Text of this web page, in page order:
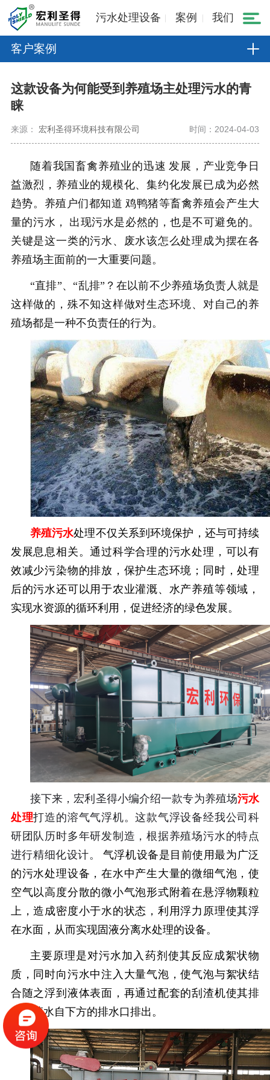
污水处理设备 案例 我们
客户案例
这款设备为何能受到养殖场主处理污水的青
睐
来源： 宏利圣得环境科技有限公司 时间：2024-04-03
随着我国畜禽养殖业的迅速 发展，产业竞争日
益激烈，养殖业的规模化、集约化发展已成为必然
趋势。 养殖户们都知道 鸡鸭猪等畜禽养殖会产生大
量的污水，
出现污水是必然的，也是不可避免的。
关键是这一类的污水、废水该怎么处理成为摆在各
养殖场主面前的一大重要问题。
“直排”、“乱排”？在以前不少养殖场负责人就是
这样做的，殊不知这样做对生态环境、对自己的养
殖场都是一种不负责任的行为。
养殖污水处理不仅关系到环境保护，还与可持续
发展息息相关。通过科学合理的污水处理，可以有
效减少污染物的排放，保护生态环境；同时，处理
后的污水还可以用于农业灌溉、水产养殖等领域，
实现水资源的循环利用，促进经济的绿色发展。
接下来，宏利圣得小编介绍一款专为养殖场污水
处理打造的溶气气浮机。这款气浮设备经我公司科
研团队历时多年研发制造，根据养殖场污水的特点
进行精细化设计。
气浮机设备是目前使用最为广泛
的污水处理设备，在水中产生大量的微细气泡，使
空气以高度分散的微小气泡形式附着在悬浮物颗粒
上，造成密度小于水的状态，利用浮力原理使其浮
在水面，从而实现固液分离水处理的设备。
主要原理是对污水加入药剂使其反应成絮状物
质，同时向污水中注入大量气泡，使气泡与絮状结
合随之浮到液体表面，再通过配套的刮渣机使其排
出，清水自下方的排水口排出。